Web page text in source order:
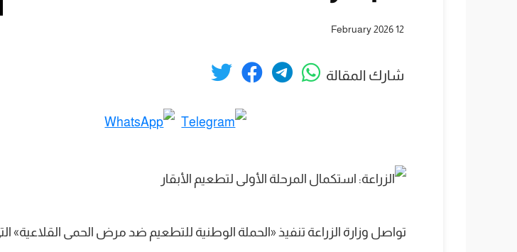
12 February 2026
شارك المقالة
تواصل وزارة الزراعة تنفيذ «الحملة الوطنية للتطعيم ضد مرض الحمى القلاعية»